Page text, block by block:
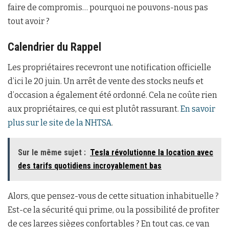
faire de compromis… pourquoi ne pouvons-nous pas
tout avoir ?
Calendrier du Rappel
Les propriétaires recevront une notification officielle
d’ici le 20 juin. Un arrêt de vente des stocks neufs et
d’occasion a également été ordonné. Cela ne coûte rien
aux propriétaires, ce qui est plutôt rassurant. En savoir
plus sur le site de la NHTSA.
Sur le même sujet : Tesla révolutionne la location avec
des tarifs quotidiens incroyablement bas
Alors, que pensez-vous de cette situation inhabituelle ?
Est-ce la sécurité qui prime, ou la possibilité de profiter
de ces larges sièges confortables ? En tout cas, ce van